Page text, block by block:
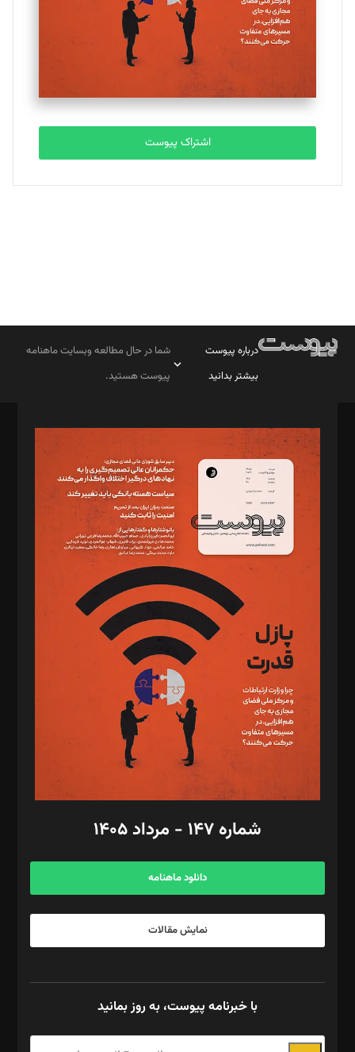
ملینا جعفری
تحریریه
مصطفی مسجدی آرانی
تحریریه
بابک نقاش
تحریریه
اشتراک پیوست
درباره پیوست
بیشتر بدانید
شما در حال مطالعه وبسایت ماهنامه
پیوست هستید.
مدیر مسئول: محمدباقر اثنی‌عشری
سردبیر: مهرک محمودی
دبیر تحریریه: میثم قاسمی
د‌بیر ناداستان: سمانه سمیع
د‌بیر خدمت و تجارت: ابوالفضل رجبی
د‌بیر حقوق فناوری: حسام‌الدین ایپکچی
د‌بیر پیوست جهان: مینا پاکدل
د‌بیر تحریریه آنلاین: بابک نقاش
تحریریه‌: مجتبی محمود‌ی، آرش برهمند، یسنا امان‌پور، سروش کرمیان،
مصطفی مسجدی آرانی، ابوالفضل رجبی، زهرا فکرانه، فائزه فتحی
رستمی،مصطفی باستان
ویرایش: نگار استاد‌‌آقا
طراح یونیفرم: مجید توکلی
فیلمبرداری و عکاسی: امیر شفیعی، مانی لطفی زاده
گرافیک و صفحه‌آرایی: سید‌سبحان‌علی ثابت
مد‌یر توسعه تجاری: کامبیز برید‌
امور مالی: شاپور رهبری، محمد‌ کاظمی‌نیا
آگهی و مشترکین: ۰۹۱۹۹۹۹۰۴۵۴
شماره ۱۴۷ - مرداد ۱۴۰۵
دانلود ماهنامه
نمایش مقالات
با خبرنامه پیوست، به روز بمانید